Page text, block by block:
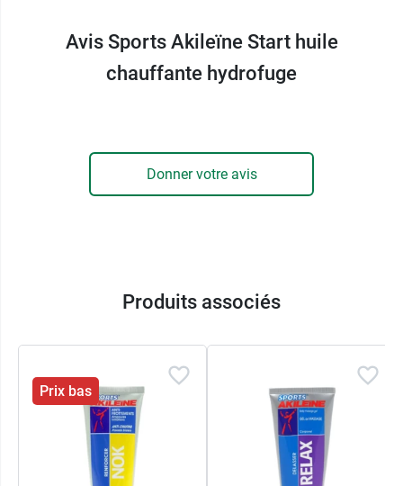
Oméga-3, assouplit la peau. Sarésine de poivre
de Cayenneet sonhuile essentielle de romarin
Akileïne est une marque des laboratoires Asepta,
muscles après l'effort, pensez augel ICE effet
flacon de 200 ml.
Avis Sports Akileïne Start huile
chauffante hydrofuge
Donner votre avis
Produits associés
Prix bas